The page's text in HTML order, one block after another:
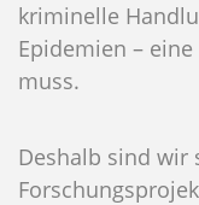
kriminelle
Epidemien –
muss.
Deshalb sind wir